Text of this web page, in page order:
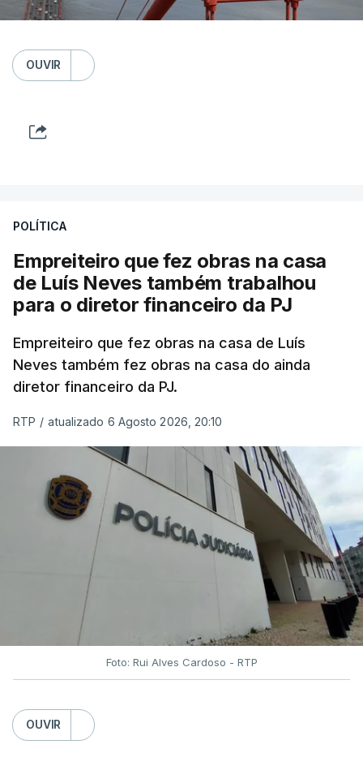
OUVIR
POLÍTICA
Empreiteiro que fez obras na casa
de Luís Neves também trabalhou
para o diretor financeiro da PJ
Empreiteiro que fez obras na casa de Luís
Neves também fez obras na casa do ainda
diretor financeiro da PJ.
RTP / atualizado 6 Agosto 2026, 20:10
Foto: Rui Alves Cardoso - RTP
OUVIR